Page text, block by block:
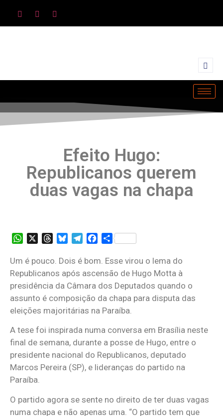
Efeito Hugo:
Republicanos querem
duas vagas na chapa
WhatsAppThreadsBlueskyTelegramFacebook
Share
Um é pouco. Dois é bom. Esse virou o lema do
Republicanos após ascensão de Hugo Motta à
presidência da Câmara dos Deputados quando o
assunto é composição da chapa para disputa das
eleições majoritárias na Paraíba.
A tese foi inspirada numa conversa em Brasília neste
final de semana, durante a posse de Hugo, entre o
presidente nacional do Republicanos, deputado
Marcos Pereira (SP), e lideranças do partido na
Paraíba.
O partido agora se sente no direito de ter duas vagas
numa chapa e não apenas uma. “O partido tem que